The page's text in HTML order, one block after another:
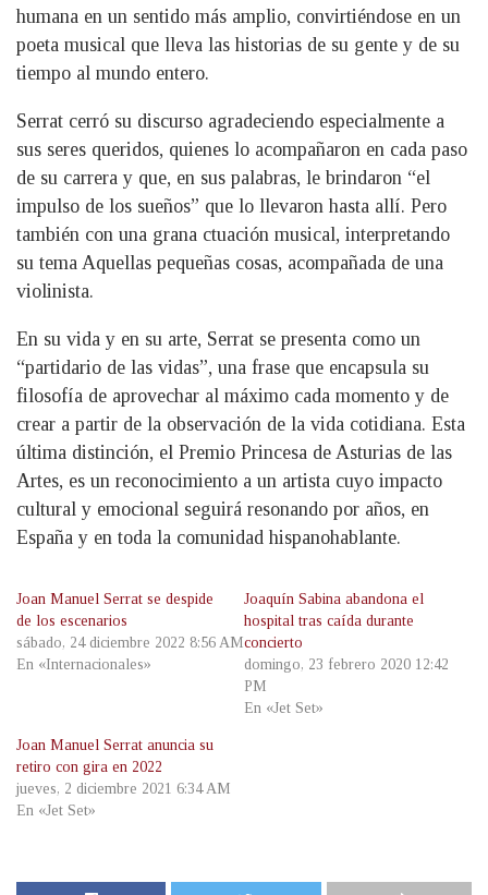
humana en un sentido más amplio, convirtiéndose en un
poeta musical que lleva las historias de su gente y de su
tiempo al mundo entero.
Serrat cerró su discurso agradeciendo especialmente a
sus seres queridos, quienes lo acompañaron en cada paso
de su carrera y que, en sus palabras, le brindaron “el
impulso de los sueños” que lo llevaron hasta allí. Pero
también con una grana ctuación musical, interpretando
su tema Aquellas pequeñas cosas, acompañada de una
violinista.
En su vida y en su arte, Serrat se presenta como un
“partidario de las vidas”, una frase que encapsula su
filosofía de aprovechar al máximo cada momento y de
crear a partir de la observación de la vida cotidiana. Esta
última distinción, el Premio Princesa de Asturias de las
Artes, es un reconocimiento a un artista cuyo impacto
cultural y emocional seguirá resonando por años, en
España y en toda la comunidad hispanohablante.
Joan Manuel Serrat se despide
de los escenarios
sábado, 24 diciembre 2022 8:56 AM
En «Internacionales»
Joaquín Sabina abandona el
hospital tras caída durante
concierto
domingo, 23 febrero 2020 12:42
PM
En «Jet Set»
Joan Manuel Serrat anuncia su
retiro con gira en 2022
jueves, 2 diciembre 2021 6:34 AM
En «Jet Set»